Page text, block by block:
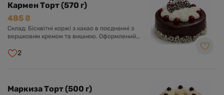
Кармен Торт (570 г)
485 ₴
Склад: Бісквітні коржі з какао в поєднанні з
вершковим кремом та вишнею. Оформлений
вишнею.
2
Маркиза Торт (500 г)